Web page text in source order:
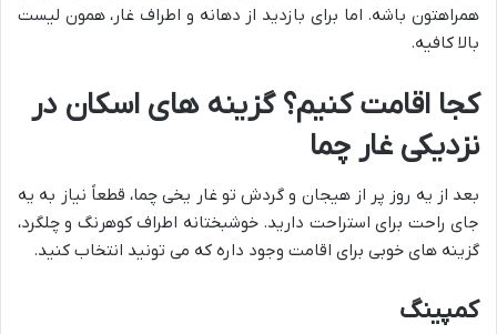
همراهتون باشه. اما برای بازدید از دهانه و اطراف غار، همون لیست
بالا کافیه.
کجا اقامت کنیم؟ گزینه های اسکان در
نزدیکی غار چما
بعد از یه روز پر از هیجان و گردش تو غار یخی چما، قطعاً نیاز به یه
جای راحت برای استراحت دارید. خوشبختانه اطراف کوهرنگ و چلگرد،
گزینه های خوبی برای اقامت وجود داره که می تونید انتخاب کنید.
کمپینگ